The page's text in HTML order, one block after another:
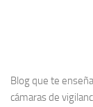
Blog que te
cámaras de